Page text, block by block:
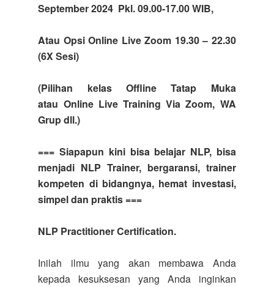
September 2024 Pkl. 09.00-17.00 WIB,
Atau Opsi Online Live Zoom 19.30 – 22.30
(6X Sesi)
(Pilihan kelas Offline Tatap Muka
atau Online Live Training Via Zoom, WA
Grup dll.)
=== Siapapun kini bisa belajar NLP, bisa
menjadi NLP Trainer, bergaransi, trainer
kompeten di bidangnya, hemat investasi,
simpel dan praktis ===
NLP Practitioner Certification.
Inilah ilmu yang akan membawa Anda
kepada kesuksesan yang Anda inginkan